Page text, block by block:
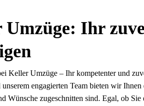
Umzüge: Ihr
Keller Umzüge – Ihr kompetenter und
engagierten Team bieten wir
Wünsche zugeschnitten sind. Egal, ob